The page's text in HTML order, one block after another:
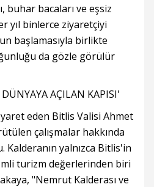
buhar bacaları ve eşsiz
yıl binlerce ziyaretçiyi
başlamasıyla birlikte
da gözle görülür
AÇILAN KAPISI'
eden Bitlis Valisi Ahmet
çalışmalar hakkında
Kalderanın yalnızca Bitlis'in
turizm değerlerinden biri
"Nemrut Kalderası ve